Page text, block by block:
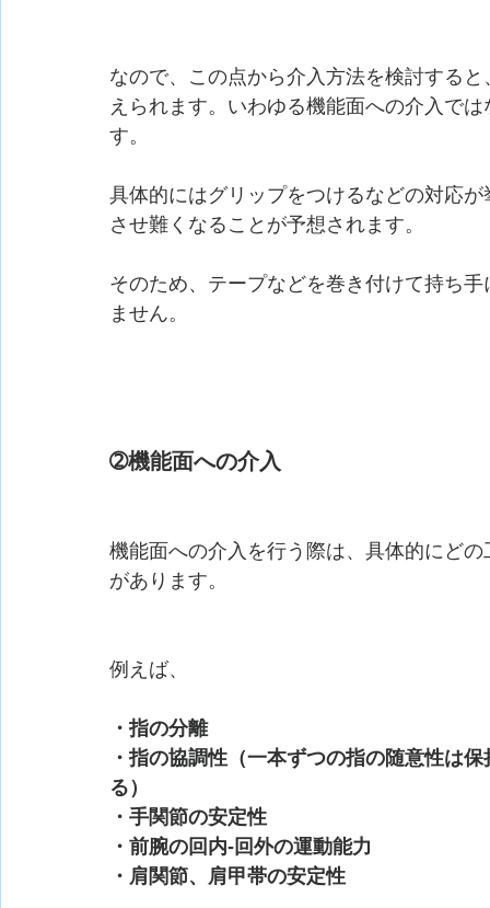
なので、この点から介入方法を検討する
えられます。いわゆる機能面への介入で
す。
具体的にはグリップをつけるなどの対応
させ難くなることが予想されます。
そのため、テープなどを巻き付けて持ち
ません。
➁機能面への介入
機能面への介入を行う際は、具体的にど
があります。
例えば、
・指の分離
・指の協調性（一本ずつの指の随意性は
る）
・手関節の安定性
・前腕の回内-回外の運動能力
・肩関節、肩甲帯の安定性